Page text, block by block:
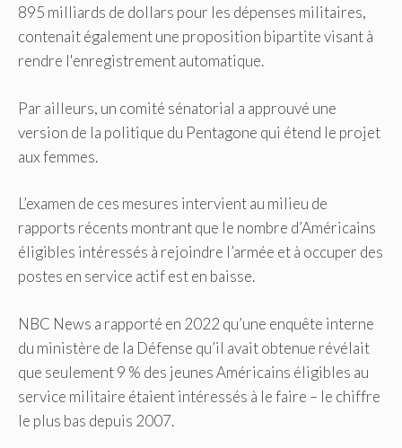
895 milliards de dollars pour les dépenses militaires,
contenait également une proposition bipartite visant à
rendre l'enregistrement automatique.
Par ailleurs, un comité sénatorial a approuvé une
version de la politique du Pentagone qui étend le projet
aux femmes.
L’examen de ces mesures intervient au milieu de
rapports récents montrant que le nombre d’Américains
éligibles intéressés à rejoindre l’armée et à occuper des
postes en service actif est en baisse.
NBC News a rapporté en 2022 qu’une enquête interne
du ministère de la Défense qu’il avait obtenue révélait
que seulement 9 % des jeunes Américains éligibles au
service militaire étaient intéressés à le faire – le chiffre
le plus bas depuis 2007.